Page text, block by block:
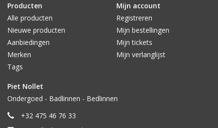
Producten
Alle producten
Nieuwe producten
Aanbiedingen
Merken
Tags
Mijn account
Registreren
Mijn bestellingen
Mijn tickets
Mijn verlanglijst
Piet Nollet
Ondergoed - Badlinnen - Bedlinnen
+32 475 46 76 33